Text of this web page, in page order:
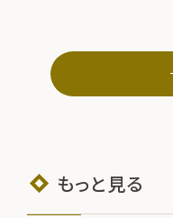
もっと見る